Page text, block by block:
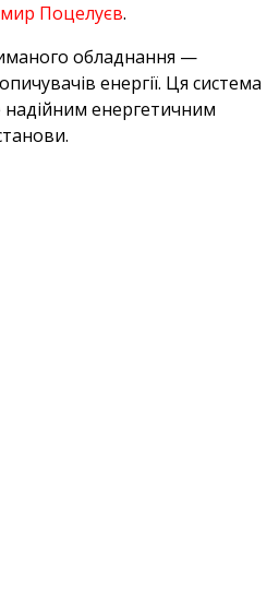
Поцелуєв.
обладнання —
енергії. Ця система
енергетичним